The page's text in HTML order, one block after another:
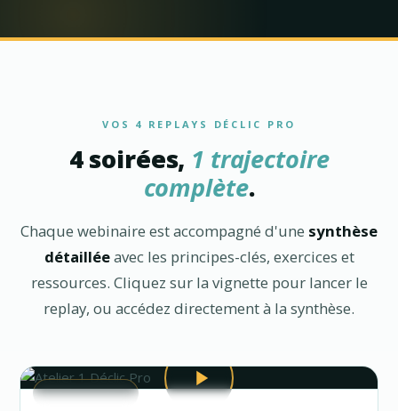
VOS 4 REPLAYS DÉCLIC PRO
4 soirées, 1 trajectoire
complète.
Chaque webinaire est accompagné d'une synthèse
détailléeavec les principes-clés, exercices et
ressources. Cliquez sur la vignette pour lancer le
replay, ou accédez directement à la synthèse.
★ ATELIER 1